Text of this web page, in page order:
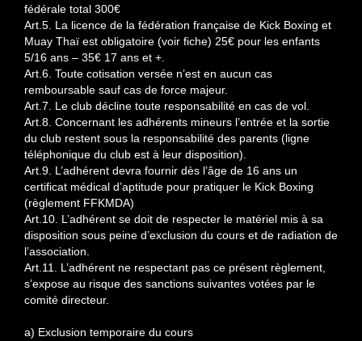
fédérale total 300€
Art.5. La licence de la fédération française de Kick Boxing et
Muay Thaï est obligatoire (voir fiche) 25€ pour les enfants
5/16 ans – 35€ 17 ans et +.
Art.6. Toute cotisation versée n’est en aucun cas
remboursable sauf cas de force majeur.
Art.7. Le club décline toute responsabilité en cas de vol.
Art.8. Concernant les adhérents mineurs l’entrée et la sortie
du club restent sous la responsabilité des parents (ligne
téléphonique du club est à leur disposition).
Art.9. L’adhérent devra fournir dès l’âge de 16 ans un
certificat médical d’aptitude pour pratiquer le Kick Boxing
(règlement FFKMDA)
Art.10. L’adhérent se doit de respecter le matériel mis à sa
disposition sous peine d’exclusion du cours et de radiation de
l’association.
Art.11. L’adhérent ne respectant pas ce présent règlement,
s’expose au risque des sanctions suivantes votées par le
comité directeur.
a) Exclusion temporaire du cours